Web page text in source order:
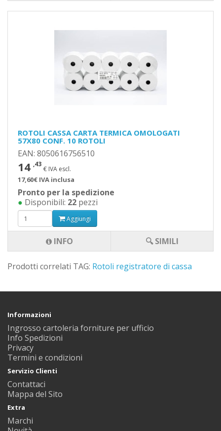
ROTOLI CASSA CARTA TERMICA OMOLOGATI
57X80 CONF. 10 ROTOLI
EAN: 8050616756510
14 ,43
€ IVA escl.
17,60€ IVA inclusa
Pronto per la spedizione
● Disponibili: 22 pezzi
Aggiungi
INFO 🔍 SIMILI
Prodotti correlati TAG: Rotoli registratore di cassa
Informazioni
Ingrosso cartoleria forniture per ufficio
Info Spedizioni
Privacy
Termini e condizioni
Servizio Clienti
Contattaci
Mappa del Sito
Extra
Marchi